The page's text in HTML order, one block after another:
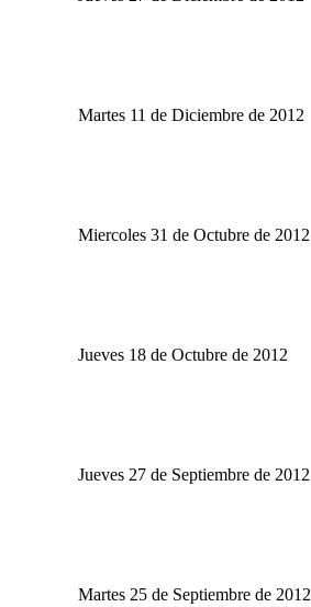
Martes 11 de Diciembre de 2012
Miercoles 31 de Octubre de 2012
Jueves 18 de Octubre de 2012
Jueves 27 de Septiembre de 2012
Martes 25 de Septiembre de 2012